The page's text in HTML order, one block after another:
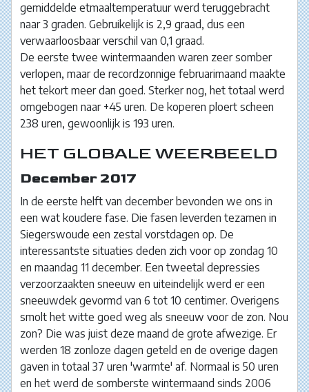
gemiddelde etmaaltemperatuur werd teruggebracht
naar 3 graden. Gebruikelijk is 2,9 graad, dus een
verwaarloosbaar verschil van 0,1 graad.
De eerste twee wintermaanden waren zeer somber
verlopen, maar de recordzonnige februarimaand maakte
het tekort meer dan goed. Sterker nog, het totaal werd
omgebogen naar +45 uren. De koperen ploert scheen
238 uren, gewoonlijk is 193 uren.
HET GLOBALE WEERBEELD
December 2017
In de eerste helft van december bevonden we ons in
een wat koudere fase. Die fasen leverden tezamen in
Siegerswoude een zestal vorstdagen op. De
interessantste situaties deden zich voor op zondag 10
en maandag 11 december. Een tweetal depressies
verzoorzaakten sneeuw en uiteindelijk werd er een
sneeuwdek gevormd van 6 tot 10 centimer. Overigens
smolt het witte goed weg als sneeuw voor de zon. Nou
zon? Die was juist deze maand de grote afwezige. Er
werden 18 zonloze dagen geteld en de overige dagen
gaven in totaal 37 uren 'warmte' af. Normaal is 50 uren
en het werd de somberste wintermaand sinds 2006